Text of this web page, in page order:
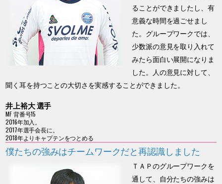
ることができましたし、有
意義な時間を過ごせまし
た。グループワークでは、
少数派の意見を取り入れて
みたら面白い展開になりま
した。人の意見に対して、
聞く耳を持つことの大切さを実感することができました。
井上裕大 選手
MF 背番号15
2016年加入。
2017年選手会長に。
2018年よりキャプテンをつとめる
僕たちの強みはチームワークだと再認識しました
ＴＡＰのグループワークを
通して、自分たちの強みは